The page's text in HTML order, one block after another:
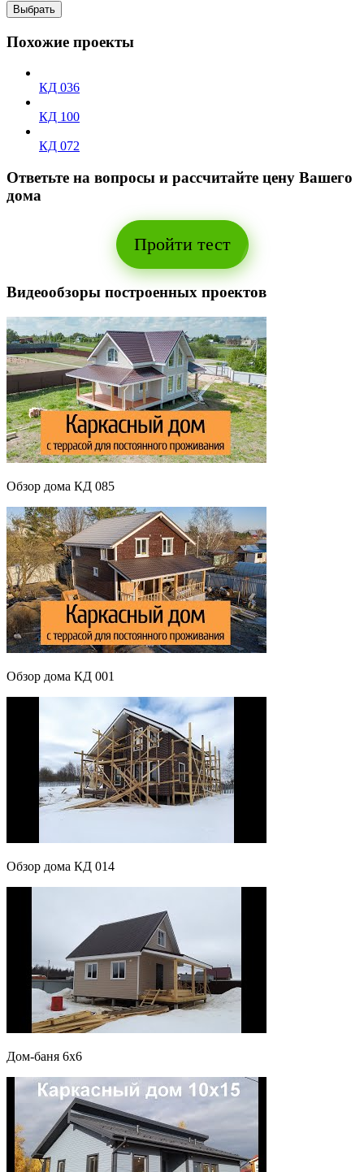
Выбрать
Похожие проекты
КД 036
КД 100
КД 072
Ответьте на вопросы и рассчитайте цену Вашего
дома
Пройти тест
Видеообзоры построенных проектов
Обзор дома КД 085
Обзор дома КД 001
Обзор дома КД 014
Дом-баня 6х6